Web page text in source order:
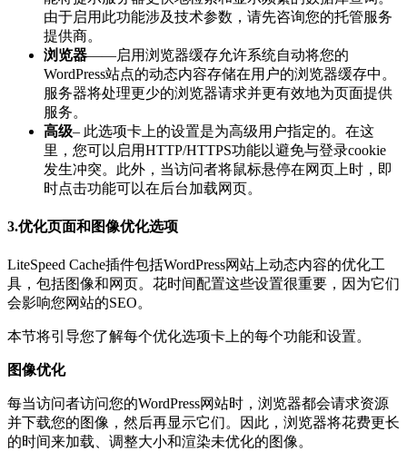
由于启用此功能涉及技术参数，请先咨询您的托管服务
提供商。
浏览器——启用浏览器缓存允许系统自动将您的
WordPress站点的动态内容存储在用户的浏览器缓存中。
服务器将处理更少的浏览器请求并更有效地为页面提供
服务。
高级– 此选项卡上的设置是为高级用户指定的。在这
里，您可以启用HTTP/HTTPS功能以避免与登录cookie
发生冲突。此外，当访问者将鼠标悬停在网页上时，即
时点击功能可以在后台加载网页。
3.优化页面和图像优化选项
LiteSpeed Cache插件包括WordPress网站上动态内容的优化工
具，包括图像和网页。花时间配置这些设置很重要，因为它们
会影响您网站的SEO。
本节将引导您了解每个优化选项卡上的每个功能和设置。
图像优化
每当访问者访问您的WordPress网站时，浏览器都会请求资源
并下载您的图像，然后再显示它们。因此，浏览器将花费更长
的时间来加载、调整大小和渲染未优化的图像。